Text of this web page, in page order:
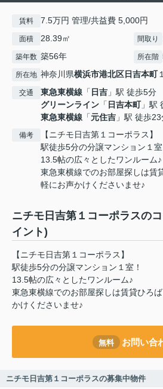
賃料 7.5万円 管理/共益費 5,000円
面積 28.39㎡ 間取り
築年数 築56年 所在階
所在地 神奈川県横浜市港北区日吉本町
交通 東急東横線 「 日吉 」駅 徒歩5分
グリーンライン 「 日吉本町」駅
東急東横線 「元住吉 」駅 徒歩
備考
【ニチモ日吉第１コーポラス】
駅徒歩5分の分譲マンション１室
13.5帖の広々としたワンルーム♪
東急東横線でのお部屋探しは賃
軽にお声かけくださいませ♪
ニチモ日吉第１コーポラスの
イント)
【ニチモ日吉第１コーポラス】
駅徒歩5分の分譲マンション１室！
13.5帖の広々としたワンルーム♪
東急東横線でのお部屋探しは賃貸ひろ
かけくださいませ♪
無料 お問い合
ニチモ日吉第１コーポラスの募集中物件